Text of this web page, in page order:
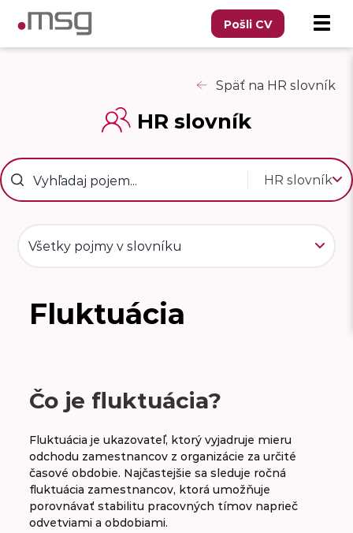
Pošli CV
Späť na HR slovník
HR slovník
HR slovník
Všetky pojmy v slovníku
F
P R S Š T U V W
Fluktuácia
Fluktuácia
Čo je fluktuácia?
Fluktuácia je ukazovateľ, ktorý vyjadruje mieru
odchodu zamestnancov z organizácie za určité
časové obdobie. Najčastejšie sa sleduje ročná
fluktuácia zamestnancov, ktorá umožňuje
porovnávať stabilitu pracovných tímov naprieč
odvetviami a obdobiami.